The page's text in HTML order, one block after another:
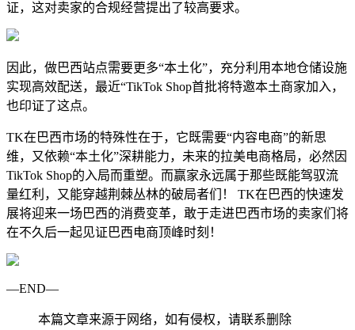
证，这对卖家的合规经营提出了较高要求。
因此，做巴西站点需要更多“本土化”，充分利用本地仓储设施
实现高效配送，最近“TikTok Shop首批将特邀本土商家加入，
也印证了这点。
TK在巴西市场的特殊性在于，它既需要“内容电商”的新思
维，又依赖“本土化”深耕能力，未来的拉美电商格局，必然因
TikTok Shop的入局而重塑。而赢家永远属于那些既能驾驭流
量红利，又能穿越荆棘丛林的破局者们！ TK在巴西的快速发
展将迎来一场巴西的消费变革，敢于走进巴西市场的卖家们将
在不久后一起见证巴西电商顶峰时刻！
—END—
本篇文章来源于网络，如有侵权，请联系删除